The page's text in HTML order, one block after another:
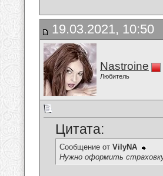
19.03.2021, 10:50
Nastroine
Любитель
Цитата:
Сообщение от VilyNA
Нужно оформить